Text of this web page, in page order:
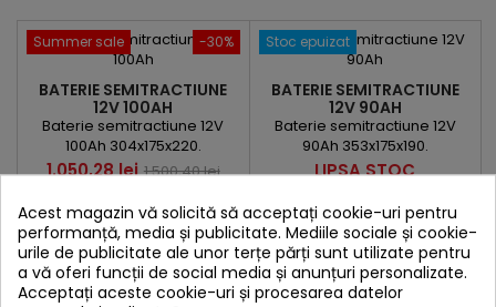
-30%
Summer sale
BATERIE SEMITRACTIUNE
12V 100AH
Baterie semitractiune 12V
100Ah 304x175x220.
Pret
1.050,28 leiPret
baza
1.500,40 lei

Adauga in cos
Comanda rapid prin Whatsapp!
Stoc epuizat
BATERIE SEMITRACTIUNE
12V 90AH
Baterie semitractiune 12V
90Ah 353x175x190.
Pret
LIPSA STOC
Acest magazin vă solicită să acceptați cookie-uri pentru
performanță, media și publicitate. Mediile sociale și cookie-
urile de publicitate ale unor terțe părți sunt utilizate pentru
a vă oferi funcții de social media și anunțuri personalizate.
Acceptați aceste cookie-uri și procesarea datelor